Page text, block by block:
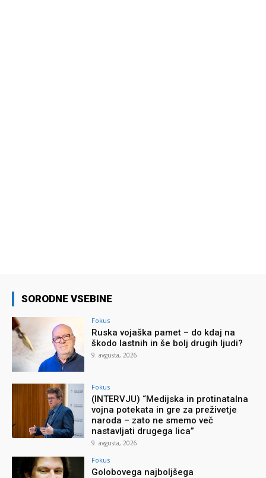
SORODNE VSEBINE
Fokus
Ruska vojaška pamet – do kdaj na
škodo lastnih in še bolj drugih ljudi?
9. avgusta, 2026
Fokus
(INTERVJU) “Medijska in protinatalna
vojna potekata in gre za preživetje
naroda – zato ne smemo več
nastavljati drugega lica”
9. avgusta, 2026
Fokus
Golobovega najboljšega